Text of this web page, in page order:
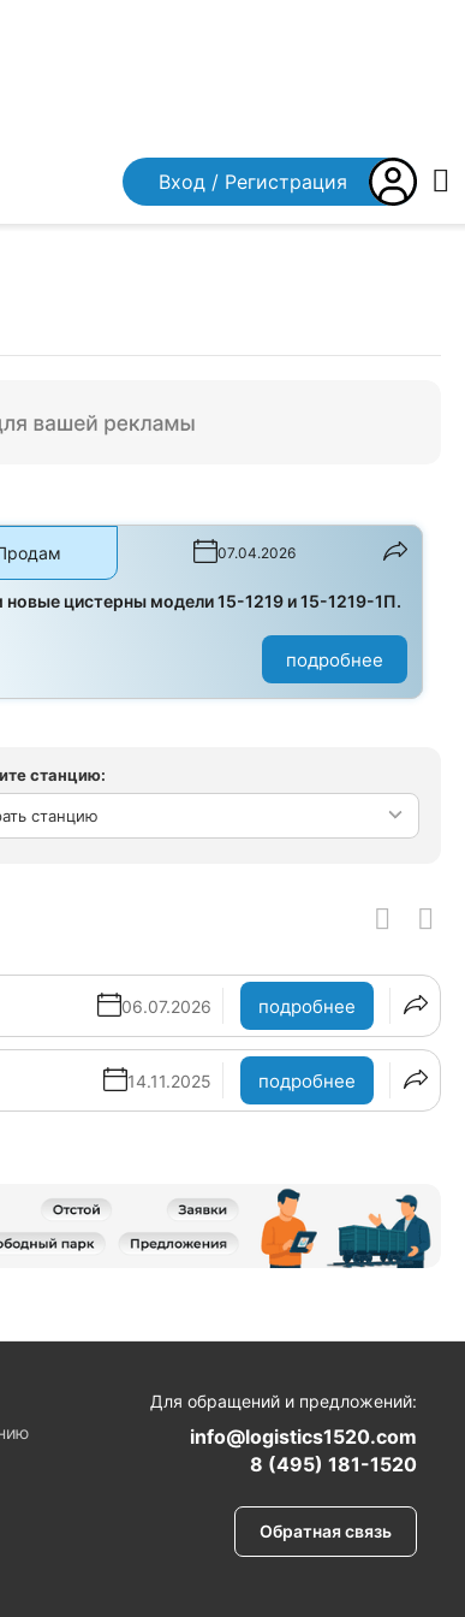
Вход / Регистрация
07.04.2026
цистерны модели 15-1219 и 15-1219-1П.
подробнее
станцию:
станцию
06.07.2026 подробнее
14.11.2025 подробнее
Для обращений и предложений:
info@logistics1520.com
8 (495) 181-1520
Обратная связь